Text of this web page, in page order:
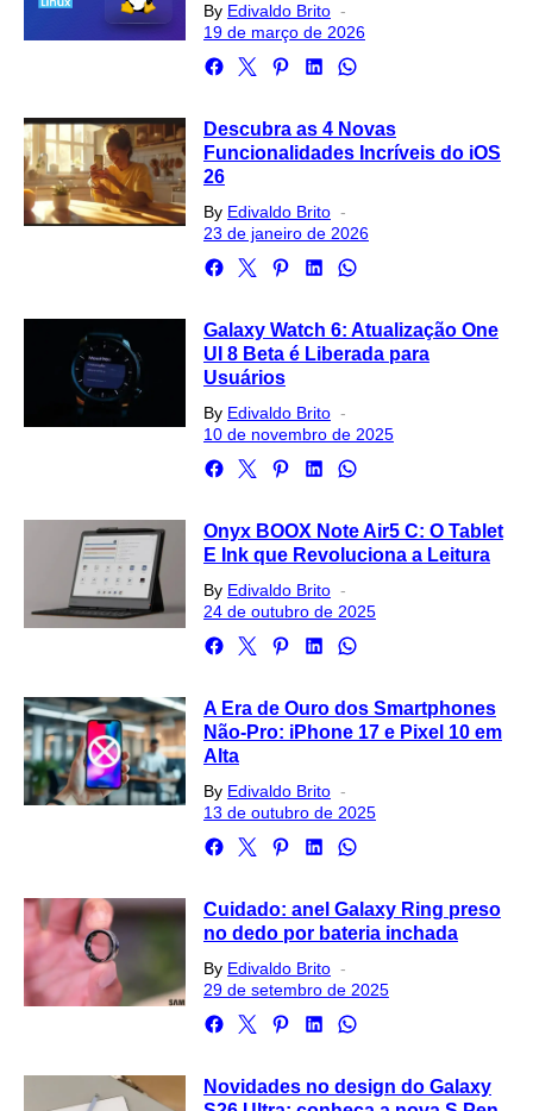
By Edivaldo Brito
on
19 de março de 2026
Descubra as 4 Novas
Funcionalidades Incríveis do iOS
26
By Edivaldo Brito
on
23 de janeiro de 2026
Galaxy Watch 6: Atualização One
UI 8 Beta é Liberada para
Usuários
By Edivaldo Brito
on
10 de novembro de 2025
Onyx BOOX Note Air5 C: O Tablet
E Ink que Revoluciona a Leitura
By Edivaldo Brito
on
24 de outubro de 2025
A Era de Ouro dos Smartphones
Não-Pro: iPhone 17 e Pixel 10 em
Alta
By Edivaldo Brito
on
13 de outubro de 2025
Cuidado: anel Galaxy Ring preso
no dedo por bateria inchada
By Edivaldo Brito
on
29 de setembro de 2025
Novidades no design do Galaxy